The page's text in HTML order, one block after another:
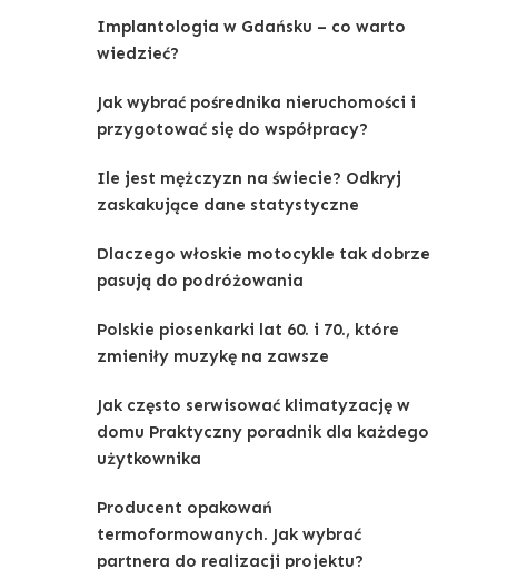
Implantologia w Gdańsku – co warto
wiedzieć?
Jak wybrać pośrednika nieruchomości i
przygotować się do współpracy?
Ile jest mężczyzn na świecie? Odkryj
zaskakujące dane statystyczne
Dlaczego włoskie motocykle tak dobrze
pasują do podróżowania
Polskie piosenkarki lat 60. i 70., które
zmieniły muzykę na zawsze
Jak często serwisować klimatyzację w
domu Praktyczny poradnik dla każdego
użytkownika
Producent opakowań
termoformowanych. Jak wybrać
partnera do realizacji projektu?